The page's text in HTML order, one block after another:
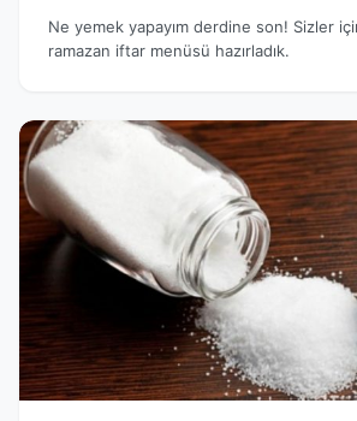
Ne yemek yapayım derdine son! Sizler
ramazan iftar menüsü hazırladık.